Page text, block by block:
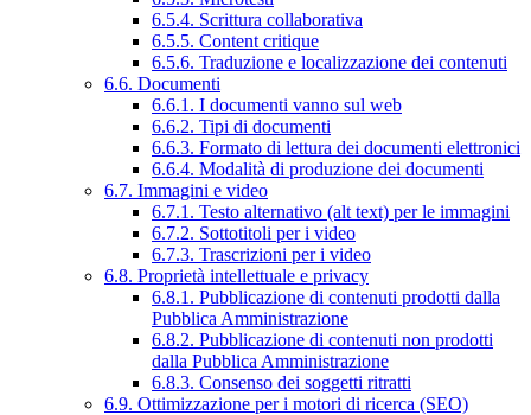
6.5.4. Scrittura collaborativa
6.5.5. Content critique
6.5.6. Traduzione e localizzazione dei contenuti
6.6. Documenti
6.6.1. I documenti vanno sul web
6.6.2. Tipi di documenti
6.6.3. Formato di lettura dei documenti elettronici
6.6.4. Modalità di produzione dei documenti
6.7. Immagini e video
6.7.1. Testo alternativo (alt text) per le immagini
6.7.2. Sottotitoli per i video
6.7.3. Trascrizioni per i video
6.8. Proprietà intellettuale e privacy
6.8.1. Pubblicazione di contenuti prodotti dalla
Pubblica Amministrazione
6.8.2. Pubblicazione di contenuti non prodotti
dalla Pubblica Amministrazione
6.8.3. Consenso dei soggetti ritratti
6.9. Ottimizzazione per i motori di ricerca (SEO)